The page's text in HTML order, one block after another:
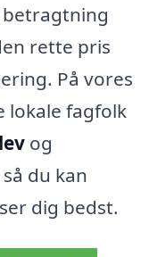
betragtning
rette pris
På vores
lokale fagfolk
og
du kan
dig bedst.